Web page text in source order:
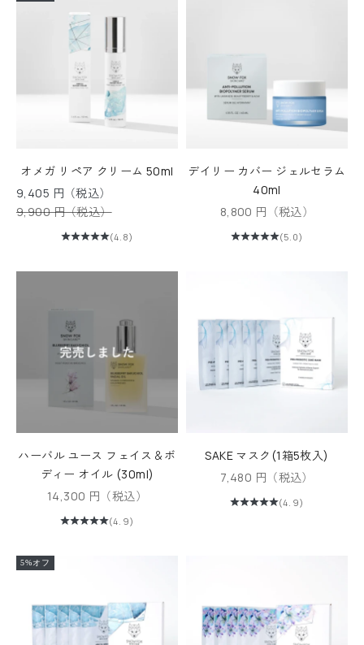
オメガ リペア クリーム 50ml
セール価格
9,405 円（税込）
通常価格
9,900 円（税込）
(4.8)
デイリー カバー ジェルセラム
40ml
セール価格
8,800 円（税込）
(5.0)
ハーバル ユース フェイス＆ボ
ディー オイル (30ml)
セール価格
14,300 円（税込）
(4.9)
SAKE マスク(1箱5枚入)
セール価格
7,480 円（税込）
(4.9)
5%オフ